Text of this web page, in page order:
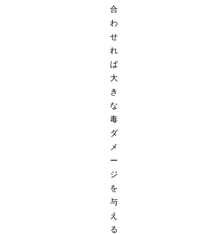
合
わ
せ
れ
ば
大
き
な
毒
ダ
メ
ー
ジ
を
与
え
る